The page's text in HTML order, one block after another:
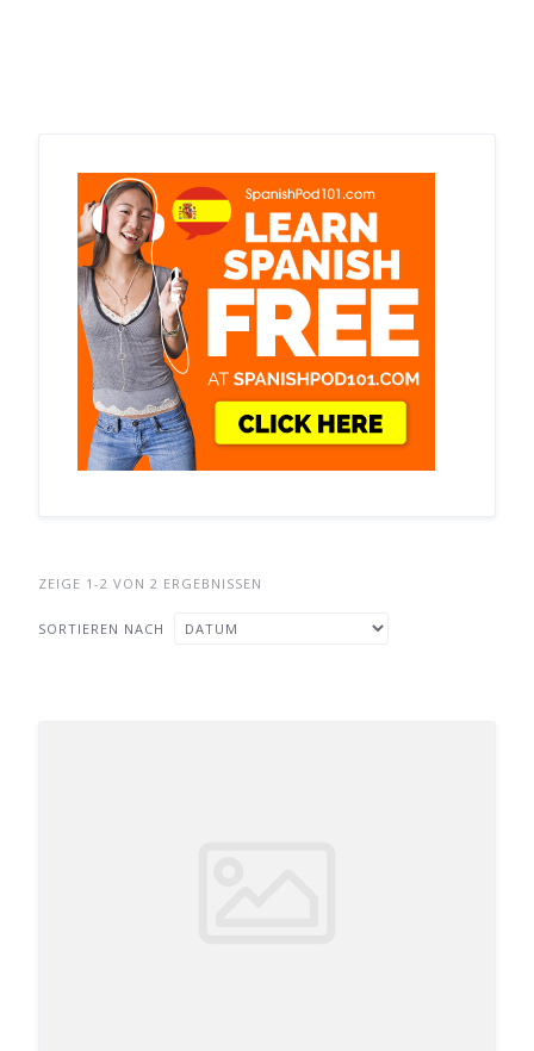
ZEIGE 1-2 VON 2 ERGEBNISSEN
SORTIEREN NACH